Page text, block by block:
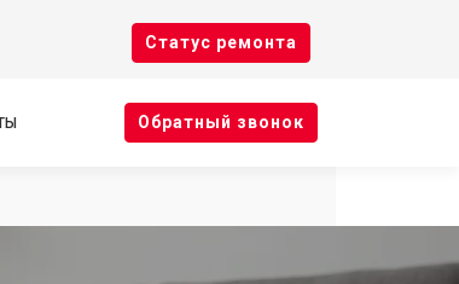
Cтатус ремонта
Oбратный звонок